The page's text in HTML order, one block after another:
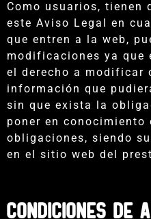
Como usuarios, tienen
este Aviso Legal en
que entren a la web,
modificaciones ya que
el derecho a modificar
información que
sin que exista la
poner en
obligaciones, siendo
en el sitio web del
CONDICIONES DE